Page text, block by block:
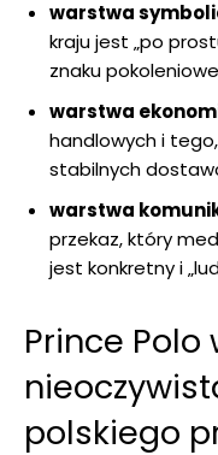
warstwa
kraju jest „po
znaku
warstwa
handlowych i
stabilnych
warstwa
przekaz, który
jest konkretny i
Prince Polo
polskiego